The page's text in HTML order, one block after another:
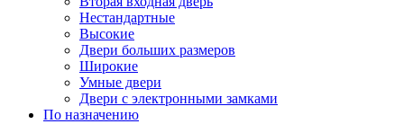
Нестандартные
Высокие
Двери больших размеров
Широкие
Умные двери
Двери с электронными замками
По назначению